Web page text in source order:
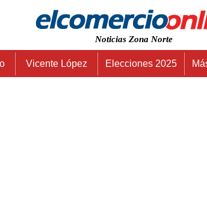
Noticias Zona Norte
Vicente López Elecciones 2025